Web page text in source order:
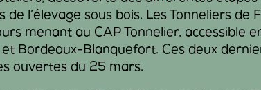
l’élevage sous bois. Les Tonneliers
menant au CAP Tonnelier, accessible
Bordeaux-Blanquefort. Ces deux
ouvertes du 25 mars.